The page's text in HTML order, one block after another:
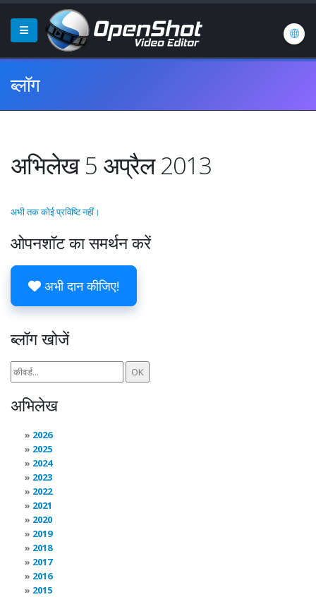
ब्लॉग
अभिलेख 5 अप्रैल 2013
अभी तक कोई प्रविष्टि नहीं।
ओपनशॉट का समर्थन करें
अभी दान कीजिए!
ब्लॉग खोजें
अभिलेख
2026
2025
2024
2023
2022
2021
2020
2019
2018
2017
2016
2015